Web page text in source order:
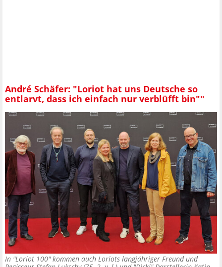
André Schäfer: "Loriot hat uns Deutsche so
entlarvt, dass ich einfach nur verblüfft bin""
In "Loriot 100" kommen auch Loriots langjähriger Freund und